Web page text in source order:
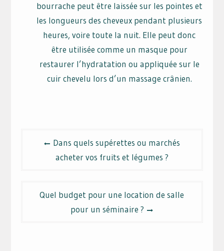
bourrache peut être laissée sur les pointes et
les longueurs des cheveux pendant plusieurs
heures, voire toute la nuit. Elle peut donc
être utilisée comme un masque pour
restaurer l’hydratation ou appliquée sur le
cuir chevelu lors d’un massage crânien.
Dans quels supérettes ou marchés
acheter vos fruits et légumes ?
Quel budget pour une location de salle
pour un séminaire ?